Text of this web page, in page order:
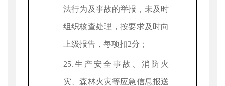
法行为及事故的举报，未及时
组织核查处理，按要求及时向
上级报告，每项扣2分；
25.生产安全事故、消防火
灾、森林火灾等应急信息报送